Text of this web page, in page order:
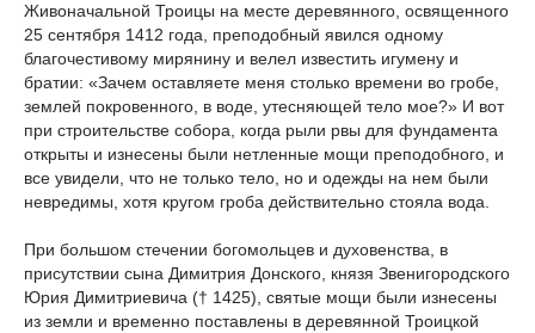
Живоначальной Троицы на месте деревянного, освященного
25 сентября 1412 года, преподобный явился одному
благочестивому мирянину и велел известить игумену и
братии: «Зачем оставляете меня столько времени во гробе,
землей покровенного, в воде, утесняющей тело мое?» И вот
при строительстве собора, когда рыли рвы для фундамента
открыты и изнесены были нетленные мощи преподобного, и
все увидели, что не только тело, но и одежды на нем были
невредимы, хотя кругом гроба действительно стояла вода.
При большом стечении богомольцев и духовенства, в
присутствии сына Димитрия Донского, князя Звенигородского
Юрия Димитриевича († 1425), святые мощи были изнесены
из земли и временно поставлены в деревянной Троицкой